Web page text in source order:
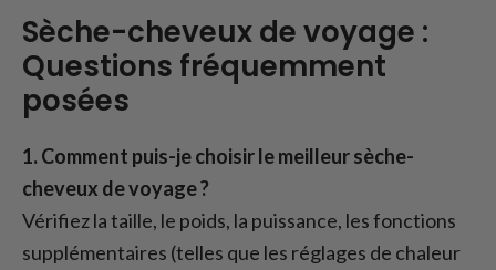
Sèche-cheveux de voyage :
Questions fréquemment
posées
1. Comment puis-je choisir le meilleur sèche-
cheveux de voyage ?
Vérifiez la taille, le poids, la puissance, les fonctions
supplémentaires (telles que les réglages de chaleur